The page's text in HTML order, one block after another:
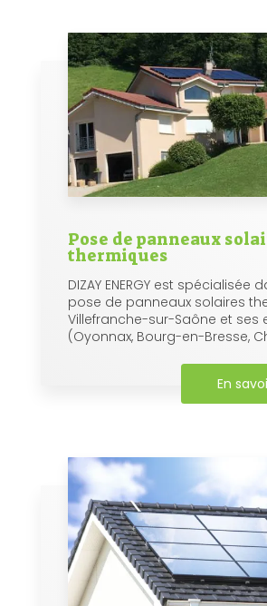
Pose de panneaux
thermiques
DIZAY ENERGY est spécialisée
pose de panneaux solaires
Villefranche-sur-Saône et ses
(Oyonnax, Bourg-en-Bresse,
En